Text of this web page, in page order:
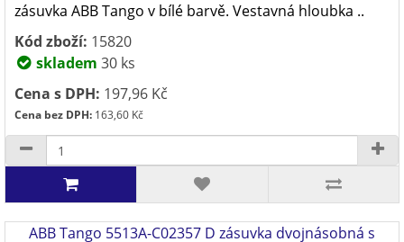
zásuvka ABB Tango v bílé barvě. Vestavná hloubka ..
Kód zboží: 15820
skladem 30 ks
Cena s DPH: 197,96 Kč
Cena bez DPH: 163,60 Kč
ABB Tango 5513A-C02357 D zásuvka dvojnásobná s